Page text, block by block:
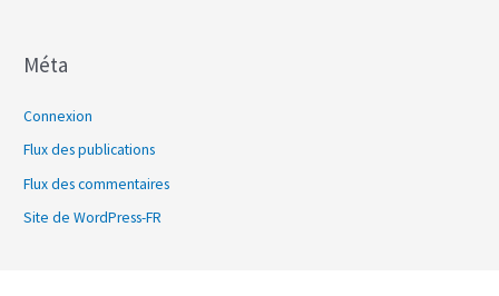
Méta
Connexion
Flux des publications
Flux des commentaires
Site de WordPress-FR